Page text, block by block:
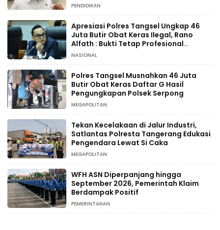
PENDIDIKAN
Apresiasi Polres Tangsel Ungkap 46
Juta Butir Obat Keras Ilegal, Rano
Alfath : Bukti Tetap Profesional
Jalankan Tugas
NASIONAL
Polres Tangsel Musnahkan 46 Juta
Butir Obat Keras Daftar G Hasil
Pengungkapan Polsek Serpong
MEGAPOLITAN
Tekan Kecelakaan di Jalur Industri,
Satlantas Polresta Tangerang Edukasi
Pengendara Lewat Si Caka
MEGAPOLITAN
WFH ASN Diperpanjang hingga
September 2026, Pemerintah Klaim
Berdampak Positif
PEMERINTAHAN